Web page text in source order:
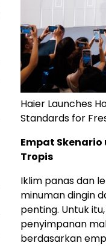
Haier Launches
Standards for
Empat
Tropis
Iklim panas dan
minuman dingin
penting. Untuk
penyimpanan
berdasarkan